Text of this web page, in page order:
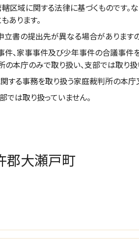
区域に関する法律に基づくものです
あります。
書の提出先が異なる場合があります
、家事事件及び少年事件の合議事件
本庁のみで取り扱い、支部では取り扱
する事務を取り扱う家庭裁判所の本庁
では取り扱っていません。
郡大瀬戸町